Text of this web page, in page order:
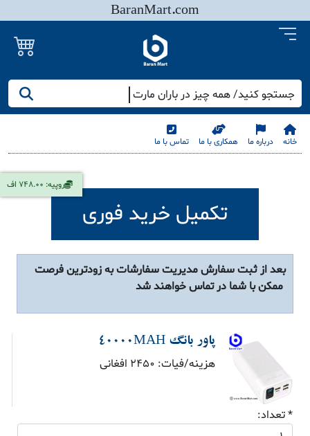
BaranMart.com
جستجو کنید/ همه چیز در باران مارت
خانه درباره ما همکاری با ما تماس با ما
روپیه: 748.00 اف
تکمیل خرید فوری
بعد از ثبت سفارش مدیریت سفارشات به زودترین فرصت
ممکن با شما در تماس خواهند شد
پاور بانگ 40000MAH
هزینه/فیات: 2450 افغانی
* تعداد: